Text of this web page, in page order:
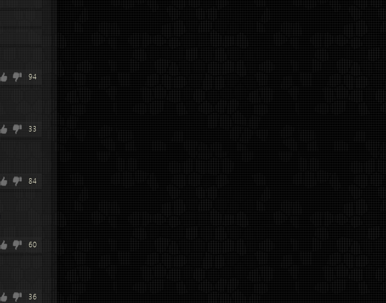
94
33
84
60
36